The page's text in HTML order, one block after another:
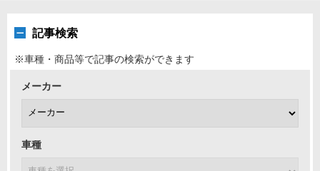
記事検索
※車種・商品等で記事の検索ができます
メーカー
車種